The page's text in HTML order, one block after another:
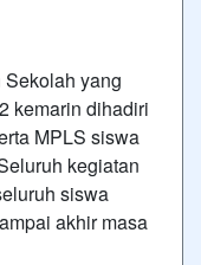
yang
kemarin dihadiri
MPLS siswa
kegiatan
siswa
akhir masa